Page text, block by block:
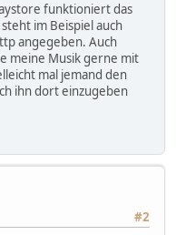
funktioniert das
im Beispiel auch
angegeben. Auch
meine Musik gerne mit
mal jemand den
ihn dort einzugeben
#2